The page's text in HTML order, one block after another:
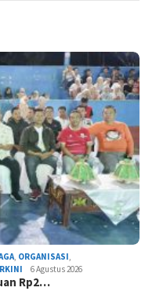
, ORGANISASI,
6 Agustus 2026
Rp2…